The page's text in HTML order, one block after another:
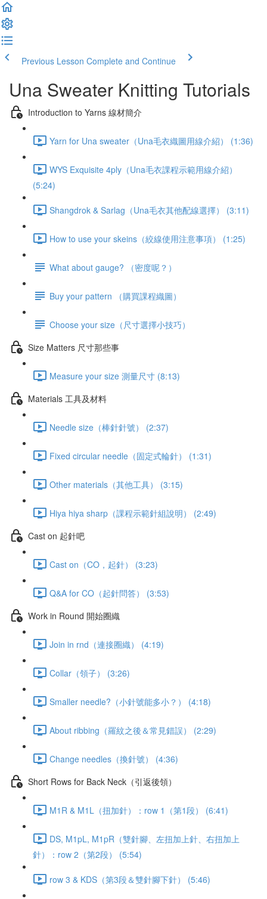
Previous Lesson Complete and Continue
Una Sweater Knitting Tutorials
Introduction to Yarns 線材簡介
Yarn for Una sweater（Una毛衣織圖用線介紹） (1:36)
WYS Exquisite 4ply（Una毛衣課程示範用線介紹）
(5:24)
Shangdrok & Sarlag（Una毛衣其他配線選擇） (3:11)
How to use your skeins（絞線使用注意事項） (1:25)
What about gauge? （密度呢？）
Buy your pattern （購買課程織圖）
Choose your size（尺寸選擇小技巧）
Size Matters 尺寸那些事
Measure your size 測量尺寸 (8:13)
Materials 工具及材料
Needle size（棒針針號） (2:37)
Fixed circular needle（固定式輪針） (1:31)
Other materials（其他工具） (3:15)
Hiya hiya sharp（課程示範針組說明） (2:49)
Cast on 起針吧
Cast on（CO，起針） (3:23)
Q&A for CO（起針問答） (3:53)
Work in Round 開始圈織
Join in rnd（連接圈織） (4:19)
Collar（領子） (3:26)
Smaller needle?（小針號能多小？） (4:18)
About ribbing（羅紋之後＆常見錯誤） (2:29)
Change needles（換針號） (4:36)
Short Rows for Back Neck（引返後領）
M1R & M1L（扭加針）：row 1（第1段） (6:41)
DS, M1pL, M1pR（雙針腳、左扭加上針、右扭加上
針）：row 2（第2段） (5:54)
row 3 & KDS（第3段＆雙針腳下針） (5:46)